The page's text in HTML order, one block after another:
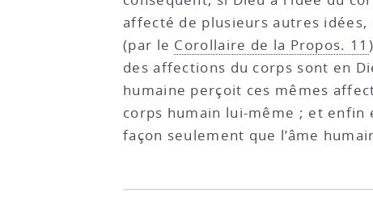
affecté de plusieurs autres idées,
(par le Corollaire de la Propos. 11
des affections du corps sont en
humaine perçoit ces mêmes
corps humain lui-même ; et enfin
façon seulement que l’âme